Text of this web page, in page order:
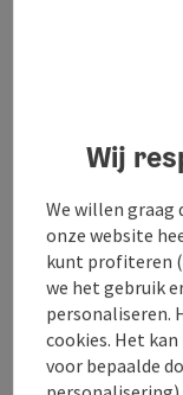
Dogpoint
Hier leven op
hondenmensen.
Samen vormen
Onze honden
GEEN
staat hier op de
Wij
We willen graag
onze website
kunt profiteren
we het gebruik
personaliseren.
cookies. Het
voor bepaalde